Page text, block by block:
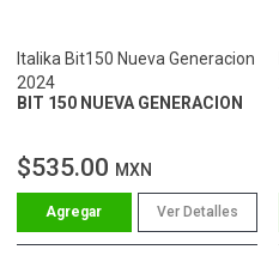
Italika Bit150 Nueva Generacion
2024
BIT 150 NUEVA GENERACION
$535.00 MXN
Ver Detalles